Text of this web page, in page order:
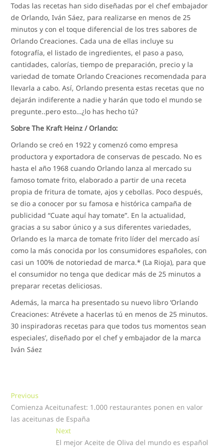
Todas las recetas han sido diseñadas por el chef embajador
de Orlando, Iván Sáez, para realizarse en menos de 25
minutos y con el toque diferencial de los tres sabores de
Orlando Creaciones. Cada una de ellas incluye su
fotografía, el listado de ingredientes, el paso a paso,
cantidades, calorías, tiempo de preparación, precio y la
variedad de tomate Orlando Creaciones recomendada para
llevarla a cabo. Así, Orlando presenta estas recetas que no
dejarán indiferente a nadie y harán que todo el mundo se
pregunte..pero esto…¿lo has hecho tú?
Sobre The Kraft Heinz / Orlando:
Orlando se creó en 1922 y comenzó como empresa
productora y exportadora de conservas de pescado. No es
hasta el año 1968 cuando Orlando lanza al mercado su
famoso tomate frito, elaborado a partir de una receta
propia de fritura de tomate, ajos y cebollas. Poco después,
se dio a conocer por su famosa e histórica campaña de
publicidad “Cuate aquí hay tomate”. En la actualidad,
gracias a su sabor único y a sus diferentes variedades,
Orlando es la marca de tomate frito líder del mercado así
como la más conocida por los consumidores españoles, con
casi un 100% de notoriedad de marca.* (La Rioja), para que
el consumidor no tenga que dedicar más de 25 minutos a
preparar recetas deliciosas.
Además, la marca ha presentado su nuevo libro ‘Orlando
Creaciones: Atrévete a hacerlas tú en menos de 25 minutos.
30 inspiradoras recetas para que todos tus momentos sean
especiales’, diseñado por el chef y embajador de la marca
Iván Sáez
Navegación
de
entradas
Previous
post:
Comienza Aceitunafest: 1.000 restaurantes ponen en valor
las aceitunas de España
NextNext
post:
El mejor Aceite de Oliva del mundo es español